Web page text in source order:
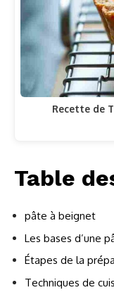
Recette de
Table
pâte à beignet
Les bases d’une
Étapes de la
Techniques de